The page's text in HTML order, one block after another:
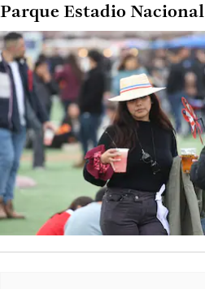
Parque Estadio Nacional